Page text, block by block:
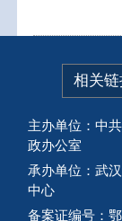
相关
主办单位：中
政办公室
承办单位：武
中心
备案证编号：